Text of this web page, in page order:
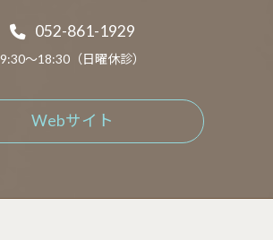
052-861-1929
9:30～18:30（日曜休診）
Webサイト